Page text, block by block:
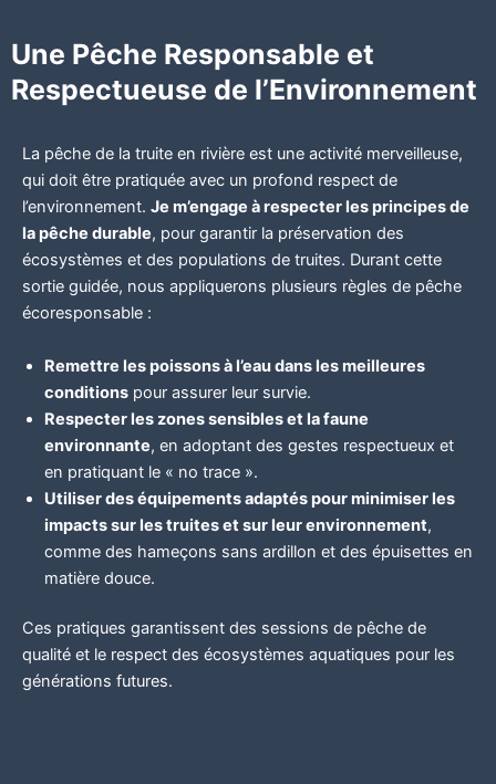
Une Pêche Responsable et
Respectueuse de l’Environnement
La pêche de la truite en rivière est une activité merveilleuse,
qui doit être pratiquée avec un profond respect de
l’environnement. Je m’engage à respecter les principes de
la pêche durable, pour garantir la préservation des
écosystèmes et des populations de truites. Durant cette
sortie guidée, nous appliquerons plusieurs règles de pêche
écoresponsable :
Remettre les poissons à l’eau dans les meilleures
conditions pour assurer leur survie.
Respecter les zones sensibles et la faune
environnante, en adoptant des gestes respectueux et
en pratiquant le « no trace ».
Utiliser des équipements adaptés pour minimiser les
impacts sur les truites et sur leur environnement,
comme des hameçons sans ardillon et des épuisettes en
matière douce.
Ces pratiques garantissent des sessions de pêche de
qualité et le respect des écosystèmes aquatiques pour les
générations futures.